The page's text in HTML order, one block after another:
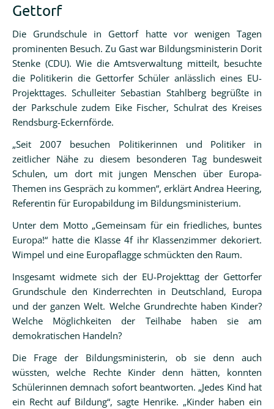
Gettorf
Die Grundschule in Gettorf hatte vor wenigen Tagen
prominenten Besuch. Zu Gast war Bildungsministerin Dorit
Stenke (CDU). Wie die Amtsverwaltung mitteilt, besuchte
die Politikerin die Gettorfer Schüler anlässlich eines EU-
Projekttages. Schulleiter Sebastian Stahlberg begrüßte in
der Parkschule zudem Eike Fischer, Schulrat des Kreises
Rendsburg-Eckernförde.
„Seit 2007 besuchen Politikerinnen und Politiker in
zeitlicher Nähe zu diesem besonderen Tag bundesweit
Schulen, um dort mit jungen Menschen über Europa-
Themen ins Gespräch zu kommen“, erklärt Andrea Heering,
Referentin für Europabildung im Bildungsministerium.
Unter dem Motto „Gemeinsam für ein friedliches, buntes
Europa!“ hatte die Klasse 4f ihr Klassenzimmer dekoriert.
Wimpel und eine Europaflagge schmückten den Raum.
Insgesamt widmete sich der EU-Projekttag der Gettorfer
Grundschule den Kinderrechten in Deutschland, Europa
und der ganzen Welt. Welche Grundrechte haben Kinder?
Welche Möglichkeiten der Teilhabe haben sie am
demokratischen Handeln?
Die Frage der Bildungsministerin, ob sie denn auch
wüssten, welche Rechte Kinder denn hätten, konnten
Schülerinnen demnach sofort beantworten. „Jedes Kind hat
ein Recht auf Bildung“, sagte Henrike. „Kinder haben ein